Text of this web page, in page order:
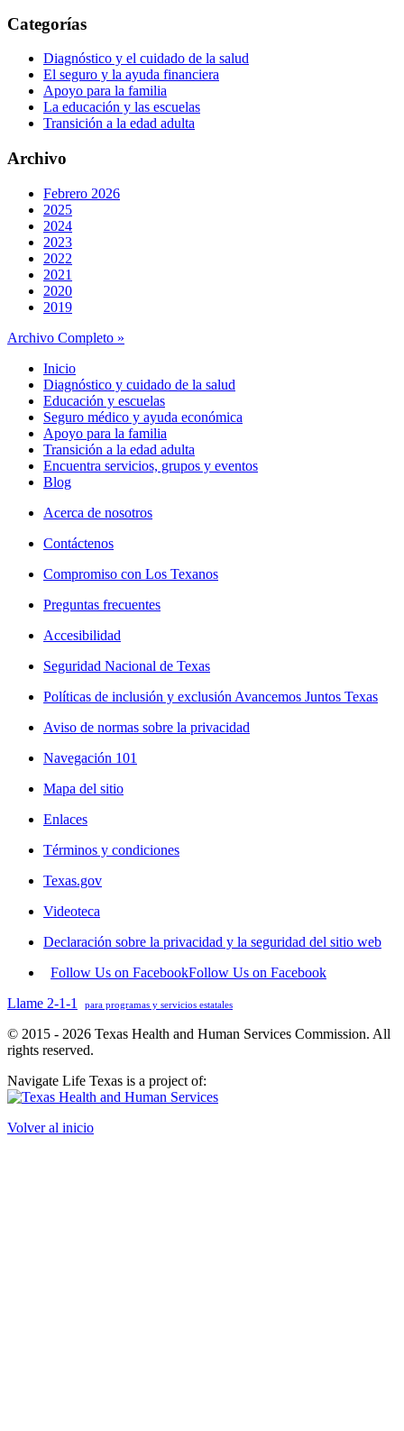
Categorías
Diagnóstico y el cuidado de la salud
El seguro y la ayuda financiera
Apoyo para la familia
La educación y las escuelas
Transición a la edad adulta
Archivo
Febrero 2026
2025
2024
2023
2022
2021
2020
2019
Archivo Completo »
Inicio
Diagnóstico y cuidado de la salud
Educación y escuelas
Seguro médico y ayuda económica
Apoyo para la familia
Transición a la edad adulta
Encuentra servicios, grupos y eventos
Blog
Acerca de nosotros
Contáctenos
Compromiso con Los Texanos
Preguntas frecuentes
Accesibilidad
Seguridad Nacional de Texas
Políticas de inclusión y exclusión Avancemos Juntos Texas
Aviso de normas sobre la privacidad
Navegación 101
Mapa del sitio
Enlaces
Términos y condiciones
Texas.gov
Videoteca
Declaración sobre la privacidad y la seguridad del sitio web
Follow Us on FacebookFollow Us on Facebook
Llame 2-1-1
para programas y servicios estatales
© 2015 - 2026 Texas Health and Human Services Commission. All
rights reserved.
Navigate Life Texas is a project of:
Volver al inicio